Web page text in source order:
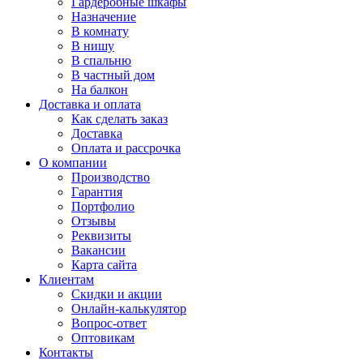
Назначение
В комнату
В нишу
В спальню
В частный дом
На балкон
Доставка и оплата
Как сделать заказ
Доставка
Оплата и рассрочка
О компании
Производство
Гарантия
Портфолио
Отзывы
Реквизиты
Вакансии
Карта сайта
Клиентам
Скидки и акции
Онлайн-калькулятор
Вопрос-ответ
Оптовикам
Контакты